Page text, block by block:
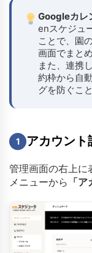
Googleカレ
enスケジュ
ことで、園
画面でまと
また、連携
約枠から自
グを防ぐこ
1 アカウント
管理画面の右上に
メニューから 「